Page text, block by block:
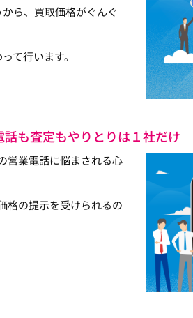
ら、買取価格がぐんぐ
て行います。
話も査定もやりとりは１社だけ
営業電話に悩まされる心
格の提示を受けられるの